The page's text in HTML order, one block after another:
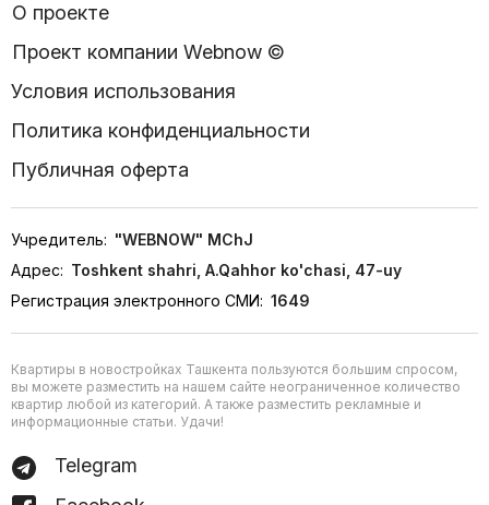
О проекте
Проект компании Webnow ©
Условия использования
Политика конфиденциальности
Публичная оферта
Учредитель: "WEBNOW" MChJ
Адрес: Toshkent shahri, A.Qahhor ko'chasi, 47-uy
Регистрация электронного СМИ: 1649
Квартиры в новостройках Ташкента пользуются большим спросом,
вы можете разместить на нашем сайте неограниченное количество
квартир любой из категорий. А также разместить рекламные и
информационные статьи. Удачи!
Telegram